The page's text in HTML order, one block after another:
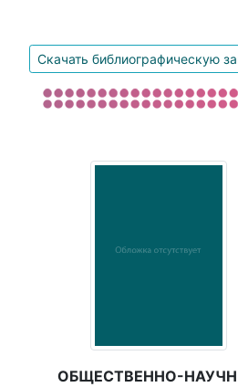
Скачать библиографическую
ОБЩЕСТВЕННО-